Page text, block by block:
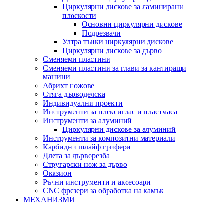
Циркулярни дискове за ламинирани
плоскости
Основни циркулярни дискове
Подрезвачи
Ултра тънки циркулярни дискове
Циркулярни дискове за дърво
Сменяеми пластини
Сменяеми пластини за глави за кантиращи
машини
Абрихт ножове
Стяга дърводелска
Индивидуални проекти
Инструменти за плексиглас и пластмаса
Инструменти за алуминий
Циркулярни дискове за алуминий
Инструменти за композитни материали
Карбидни шлайф грифери
Длета за дърворезба
Стругарски нож за дърво
Оказион
Ръчни инструменти и аксесоари
CNC фрезери за обработка на камък
МЕХАНИЗМИ